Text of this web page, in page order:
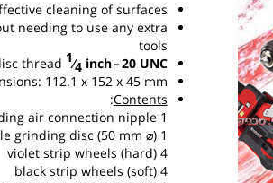
cleaning of surfaces
needing to use any extra
tools
thread 1⁄4 inch – 20 UNC
112.1 x 152 x 45 mm
Contents
:
1 basic unit including air connection nipple
1 Roloc® System bristle grinding disc (50 mm ⌀)
4 violet strip wheels (hard)
4 black strip wheels (soft)